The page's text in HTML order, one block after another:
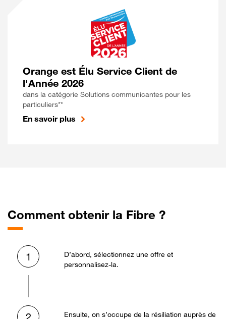
Orange est Élu Service Client de
l'Année 2026
dans la catégorie Solutions communicantes pour les
particuliers**
En savoir plus
Comment obtenir la Fibre ?
1
D’abord, sélectionnez une offre et
personnalisez-la.
Ensuite, on s’occupe de la résiliation auprès de